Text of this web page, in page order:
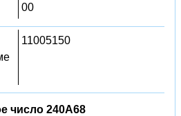
00
11005150
число 240A68